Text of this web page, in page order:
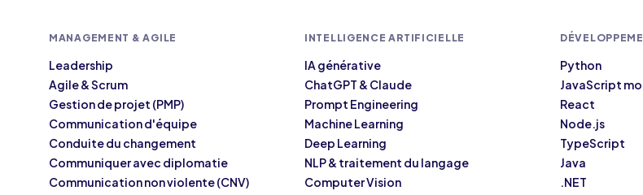
MANAGEMENT & AGILE
Leadership
Agile & Scrum
Gestion de projet (PMP)
Communication d'équipe
Conduite du changement
Communiquer avec diplomatie
Communication non violente (CNV)
INTELLIGENCE ARTIFICIELLE
IA générative
ChatGPT & Claude
Prompt Engineering
Machine Learning
Deep Learning
NLP & traitement du langage
Computer Vision
Python
JavaScript
React
Node.js
TypeScript
Java
.NET